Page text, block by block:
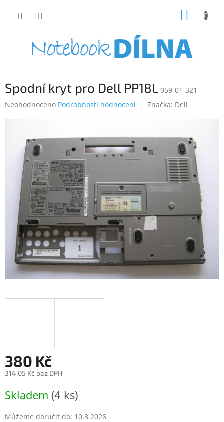
Spodní kryt pro Dell PP18L 059-01-321
Průměrné
hvězdiček.
Neohodnoceno Podrobnosti hodnocení Značka: Dell
380 Kč
314,05 Kč bez DPH
cena:
Skladem (4 ks)
Můžeme doručit do: 10.8.2026